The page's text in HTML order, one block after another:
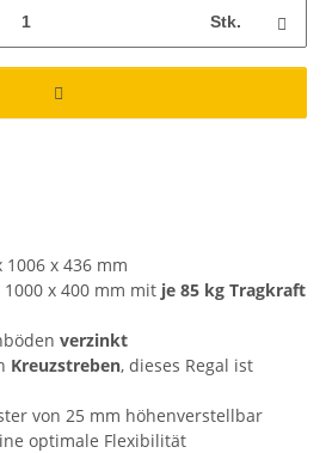
Stk.
x 436 mm
1000 x 400 mm mit je 85 kg Tragkraft
verzinkt
Kreuzstreben, dieses Regal ist
von 25 mm höhenverstellbar
optimale Flexibilität